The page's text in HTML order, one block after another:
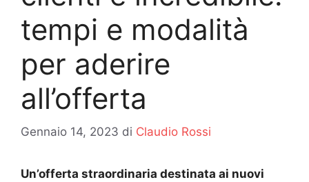
tempi e modalità
per aderire
all’offerta
Gennaio 14, 2023 di Claudio Rossi
Un’offerta straordinaria destinata ai nuovi